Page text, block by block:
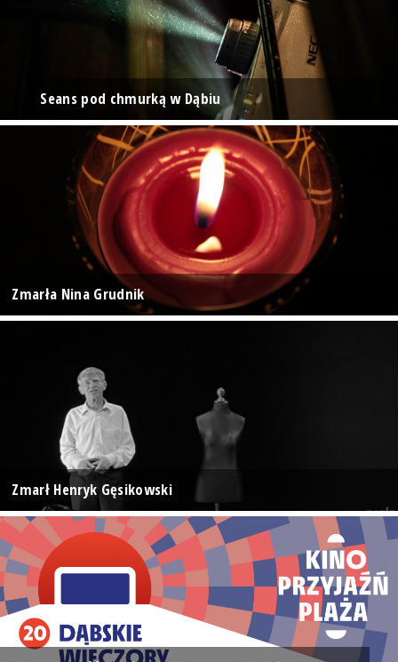
Seans pod chmurką w Dąbiu
Zmarła Nina Grudnik
Zmarł Henryk Gęsikowski